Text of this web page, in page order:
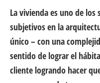
La vivienda es uno de
subjetivos en la
único – con una
sentido de lograr el
cliente logrando hacer